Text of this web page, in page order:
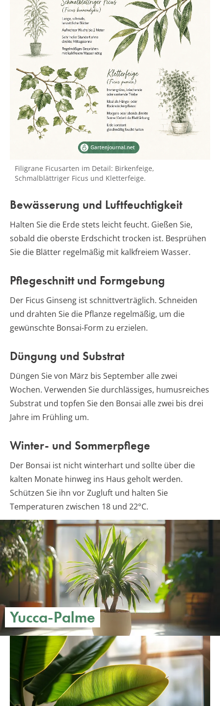
Filigrane Ficusarten im Detail: Birkenfeige,
Schmalblättriger Ficus und Kletterfeige.
Bewässerung und Luftfeuchtigkeit
Halten Sie die Erde stets leicht feucht. Gießen Sie,
sobald die oberste Erdschicht trocken ist. Besprühen
Sie die Blätter regelmäßig mit kalkfreiem Wasser.
Pflegeschnitt und Formgebung
Der Ficus Ginseng ist schnittverträglich. Schneiden
und drahten Sie die Pflanze regelmäßig, um die
gewünschte Bonsai-Form zu erzielen.
Düngung und Substrat
Düngen Sie von März bis September alle zwei
Wochen. Verwenden Sie durchlässiges, humusreiches
Substrat und topfen Sie den Bonsai alle zwei bis drei
Jahre im Frühling um.
Winter- und Sommerpflege
Der Bonsai ist nicht winterhart und sollte über die
kalten Monate hinweg ins Haus geholt werden.
Schützen Sie ihn vor Zugluft und halten Sie
Temperaturen zwischen 18 und 22°C.
Yucca-Palme